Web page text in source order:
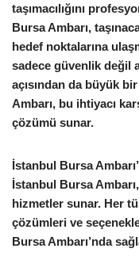
taşımacılığını
Bursa Ambarı,
hedef noktalarına
sadece güvenlik değil
açısından da büyük
Ambarı, bu ihtiyacı
çözümü sunar.
İstanbul Bursa
İstanbul Bursa
hizmetler sunar. Her
çözümleri ve
Bursa Ambarı’nda